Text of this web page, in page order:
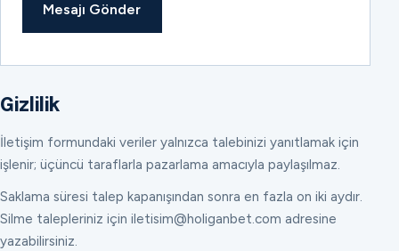
Mesajı Gönder
Gizlilik
İletişim formundaki veriler yalnızca talebinizi yanıtlamak için
işlenir; üçüncü taraflarla pazarlama amacıyla paylaşılmaz.
Saklama süresi talep kapanışından sonra en fazla on iki aydır.
Silme talepleriniz için iletisim@holiganbet.com adresine
yazabilirsiniz.